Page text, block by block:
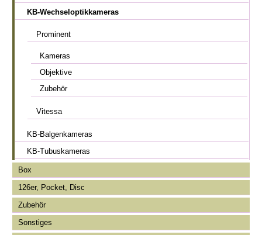
KB-Wechseloptikkameras
Prominent
Kameras
Objektive
Zubehör
Vitessa
KB-Balgenkameras
KB-Tubuskameras
Box
126er, Pocket, Disc
Zubehör
Sonstiges